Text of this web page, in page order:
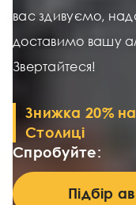
вас здивуємо,
доставимо вашу
Звертайтеся!
Знижка 20%
Столиці
Спробуйте:
Підбір